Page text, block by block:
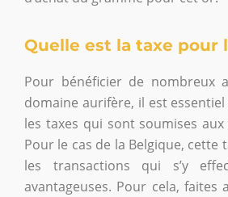
Quelle est la taxe pour
Pour bénéficier de nombreux
domaine aurifère, il est
les taxes qui sont soumises aux
Pour le cas de la Belgique, cette
les transactions qui s’y
avantageuses. Pour cela, faites